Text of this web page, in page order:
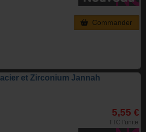
Commander
et Zirconium Jannah
5,55 €
TTC l'unite